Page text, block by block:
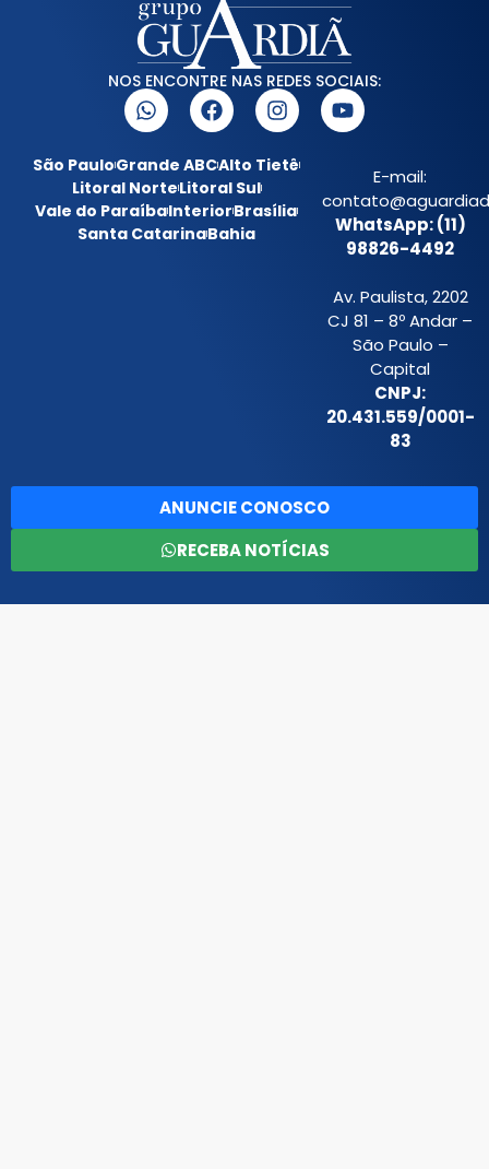
NOS ENCONTRE NAS REDES SOCIAIS:
São PauloGrande ABCAlto Tietê
Litoral NorteLitoral Sul
Vale do ParaíbaInteriorBrasília
Santa CatarinaBahia
E-mail:
WhatsApp: (11)
98826-4492
Av. Paulista, 2202
CJ 81 – 8º Andar –
São Paulo –
Capital
CNPJ:
20.431.559/0001-
83
ANUNCIE CONOSCO
RECEBA NOTÍCIAS